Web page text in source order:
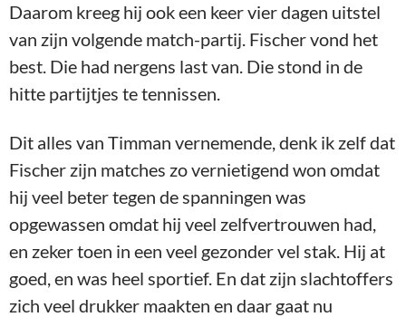
Daarom kreeg hij ook een keer vier dagen uitstel
van zijn volgende match-partij. Fischer vond het
best. Die had nergens last van. Die stond in de
hitte partijtjes te tennissen.
Dit alles van Timman vernemende, denk ik zelf dat
Fischer zijn matches zo vernietigend won omdat
hij veel beter tegen de spanningen was
opgewassen omdat hij veel zelfvertrouwen had,
en zeker toen in een veel gezonder vel stak. Hij at
goed, en was heel sportief. En dat zijn slachtoffers
zich veel drukker maakten en daar gaat nu